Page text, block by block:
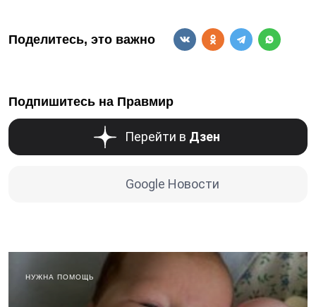
Поделитесь, это важно
Подпишитесь на Правмир
Перейти в Дзен
Google Новости
НУЖНА ПОМОЩЬ